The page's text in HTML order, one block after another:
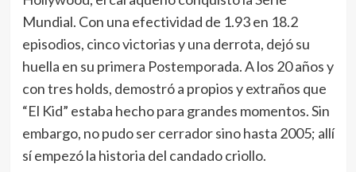
Mundial. Con una efectividad de 1.93 en 18.2
episodios, cinco victorias y una derrota, dejó su
huella en su primera Postemporada. A los 20 años y
con tres holds, demostró a propios y extraños que
“El Kid” estaba hecho para grandes momentos. Sin
embargo, no pudo ser cerrador sino hasta 2005; allí
sí empezó la historia del candado criollo.